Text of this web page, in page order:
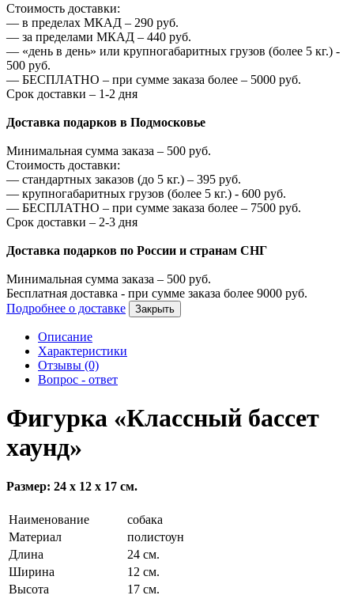
Стоимость доставки:
— в пределах МКАД – 290 руб.
— за пределами МКАД – 440 руб.
— «день в день» или крупногабаритных грузов (более 5 кг.) -
500 руб.
— БЕСПЛАТНО – при сумме заказа более – 5000 руб.
Срок доставки – 1-2 дня
Доставка подарков в Подмосковье
Минимальная сумма заказа – 500 руб.
Стоимость доставки:
— стандартных заказов (до 5 кг.) – 395 руб.
— крупногабаритных грузов (более 5 кг.) - 600 руб.
— БЕСПЛАТНО – при сумме заказа более – 7500 руб.
Срок доставки – 2-3 дня
Доставка подарков по России и странам СНГ
Минимальная сумма заказа – 500 руб.
Бесплатная доставка - при сумме заказа более 9000 руб.
Подробнее о доставке
Закрыть
Описание
Характеристики
Отзывы (0)
Вопрос - ответ
Фигурка «Классный бассет
хаунд»
Размер: 24 х 12 х 17 см.
Наименование
собака
Материал
полистоун
Длина
24 см.
Ширина
12 см.
Высота
17 см.